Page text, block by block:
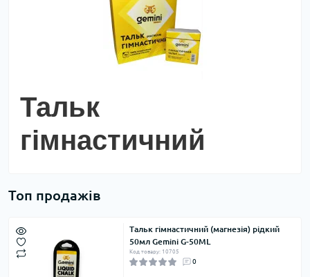
Тальк
гімнастичний
Топ продажів
Тальк гімнастичний (магнезія) рідкий
50мл Gemini G-50ML
Код товару: 10705
0